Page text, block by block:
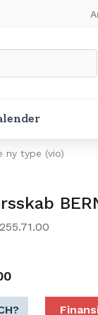
ny type (vio)